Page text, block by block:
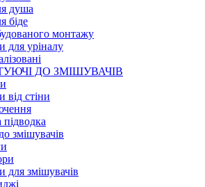
душа
біде
монтажу
для уріналу
ДО ЗМІШУВАЧІВ
від стіни
підводка
змішувачів
для змішувачів